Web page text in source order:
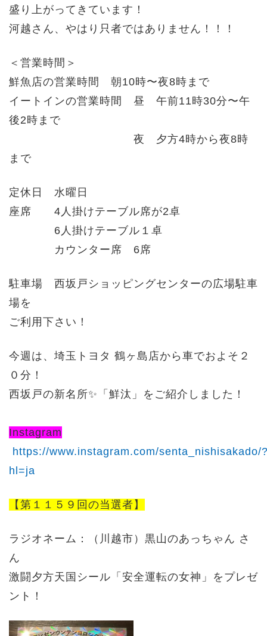
盛り上がってきています！
河越さん、やはり只者ではありません！！！
＜営業時間＞
鮮魚店の営業時間 朝10時〜夜8時まで
イートインの営業時間 昼 午前11時30分〜午
後2時まで
夜 夕方4時から夜8時
まで
定休日 水曜日
座席 4人掛けテーブル席が2卓
6人掛けテーブル１卓
カウンター席 6席
駐車場 西坂戸ショッピングセンターの広場駐車
場を
ご利用下さい！
今週は、埼玉トヨタ 鶴ヶ島店から車でおよそ２
０分！
西坂戸の新名所✨「鮮汰」をご紹介しました！
Instagram
https://www.instagram.com/senta_nishisakado/
hl=ja
【第１１５９回の当選者】
ラジオネ ーム：（川越市） 黒山のあっちゃん さ
ん
激闘夕方天国シール「安全運転の女神」をプレゼ
ント！